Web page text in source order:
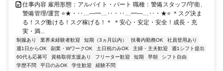
仕事内容 雇用形態：アルバイト・パート 職種：警備スタッフ/守衛、
警備管理/運営 ⭐★・‥…―━…‥・‥…━―…‥・★⭐ ＊スグ決ま
る！スグ働ける！スグ稼げる！＊ ＊安心・安定・安全！成長・充
実・満...
制服あり 業界未経験者歓迎 短期（3ヵ月以内） 扶養内勤務OK
社員登用あり
週1日からOK
副業・WワークOK 土日祝のみOK 主婦・主夫歓迎
週1シフト提出
60代も応募可
資格取得支援あり フリーター歓迎 短期 早朝
シフト自由
学歴不問
平日のみOK 学生歓迎 経験不問